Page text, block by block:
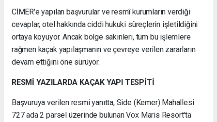
CİMER'e yapılan başvurular ve resmî kurumların verdiği
cevaplar, otel hakkında ciddi hukuki süreçlerin işletildiğini
ortaya koyuyor. Ancak bölge sakinleri, tüm bu işlemlere
rağmen kaçak yapılaşmanın ve çevreye verilen zararların
devam ettiğini öne sürüyor.
RESMİ YAZILARDA KAÇAK YAPI TESPİTİ
Başvuruya verilen resmi yanıtta, Side (Kemer) Mahallesi
727 ada 2 parsel üzerinde bulunan Vox Maris Resort'ta